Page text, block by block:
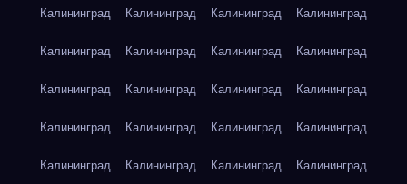
Калининград Калининград Калининград Калининград
Калининград Калининград Калининград Калининград
Калининград Калининград Калининград Калининград
Калининград Калининград Калининград Калининград
Калининград Калининград Калининград Калининград